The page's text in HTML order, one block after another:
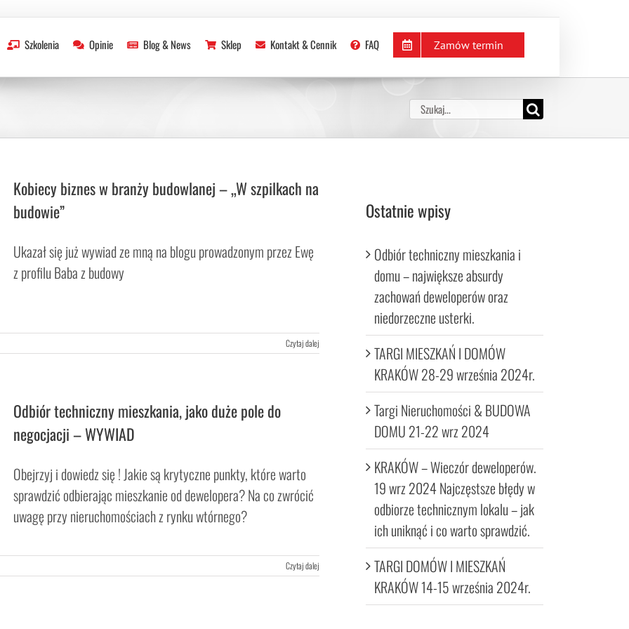
Rejestracja Moje konto KOSZYK
Szkolenia Opinie Blog & News Sklep Kontakt & Cennik FAQ Zamów termin
Szukaj
Kobiecy biznes w branży budowlanej – „W szpilkach na
budowie”
Ukazał się już wywiad ze mną na blogu prowadzonym przez Ewę
z profilu Baba z budowy
Czytaj dalej
Odbiór techniczny mieszkania, jako duże pole do
negocjacji – WYWIAD
Obejrzyj i dowiedz się ! Jakie są krytyczne punkty, które warto
sprawdzić odbierając mieszkanie od dewelopera? Na co zwrócić
uwagę przy nieruchomościach z rynku wtórnego?
Czytaj dalej
Ostatnie wpisy
Odbiór techniczny mieszkania i
domu – największe absurdy
zachowań deweloperów oraz
niedorzeczne usterki.
TARGI MIESZKAŃ I DOMÓW
KRAKÓW 28-29 września 2024r.
Targi Nieruchomości & BUDOWA
DOMU 21-22 wrz 2024
KRAKÓW – Wieczór deweloperów.
19 wrz 2024 Najczęstsze błędy w
odbiorze technicznym lokalu – jak
ich uniknąć i co warto sprawdzić.
TARGI DOMÓW I MIESZKAŃ
KRAKÓW 14-15 września 2024r.